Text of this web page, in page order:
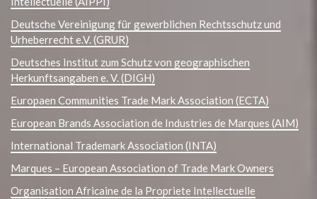
Deutsche Vereinigung für gewerblichen Rechtsschutz und
Urheberrecht e.V. (GRUR)
Deutsches Institut zum Schutz von geographischen
Herkunftsangaben e. V. (DIGH)
Europaen Communities Trade Mark Association (ECTA)
European Brands Association de Industries de Marques (AIM)
International Trademark Association (INTA)
Marques – European Association of Trade Mark Owners
Organisation Africaine de la Propriete Intellectuelle